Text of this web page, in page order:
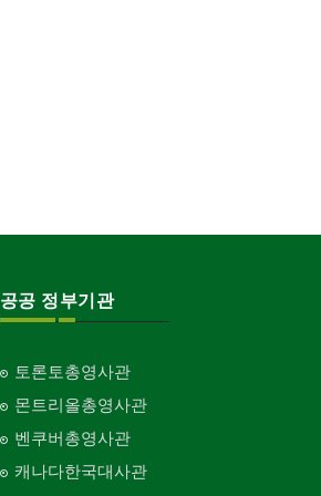
공공 정부기관
토론토총영사관
몬트리올총영사관
벤쿠버총영사관
캐나다한국대사관